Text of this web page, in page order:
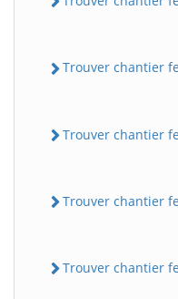
Trouver chantier
Trouver chantier
Trouver chantier
Trouver chantier